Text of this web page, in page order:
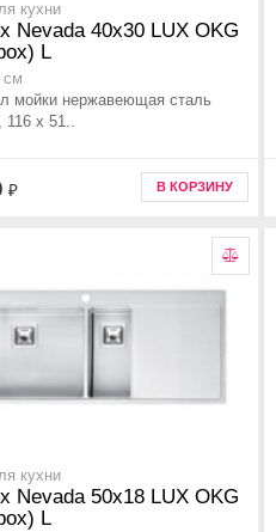
кухни
Nevada 40x30 LUX OKG
L
см
мойки нержавеющая сталь
116 x 51..
₽ В КОРЗИНУ
кухни
Nevada 50x18 LUX OKG
L